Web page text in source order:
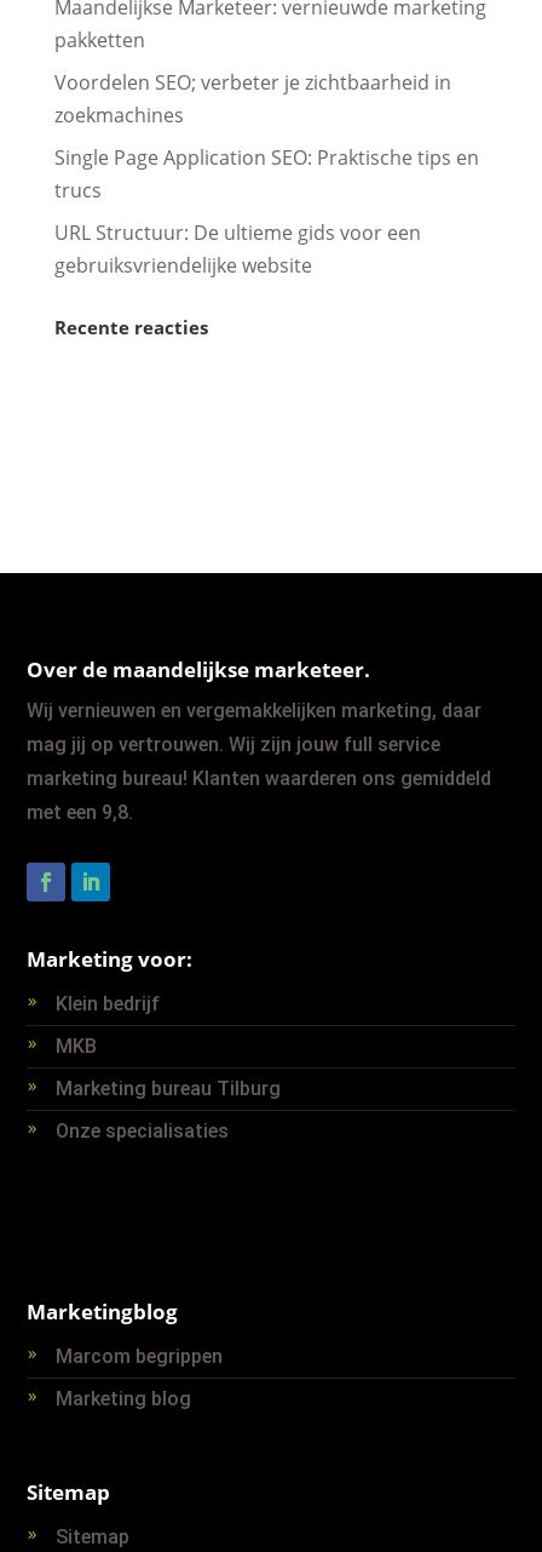
Maandelijkse Marketeer: vernieuwde marketing
pakketten
Voordelen SEO; verbeter je zichtbaarheid in
zoekmachines
Single Page Application SEO: Praktische tips en
trucs
URL Structuur: De ultieme gids voor een
gebruiksvriendelijke website
Recente reacties
Over de maandelijkse marketeer.
Wij vernieuwen en vergemakkelijken marketing, daar
mag jij op vertrouwen. Wij zijn jouw full service
marketing bureau! Klanten waarderen ons gemiddeld
met een 9,8.
Marketing voor:
Klein bedrijf
MKB
Marketing bureau Tilburg
Onze specialisaties
Marketingblog
Marcom begrippen
Marketing blog
Sitemap
Sitemap